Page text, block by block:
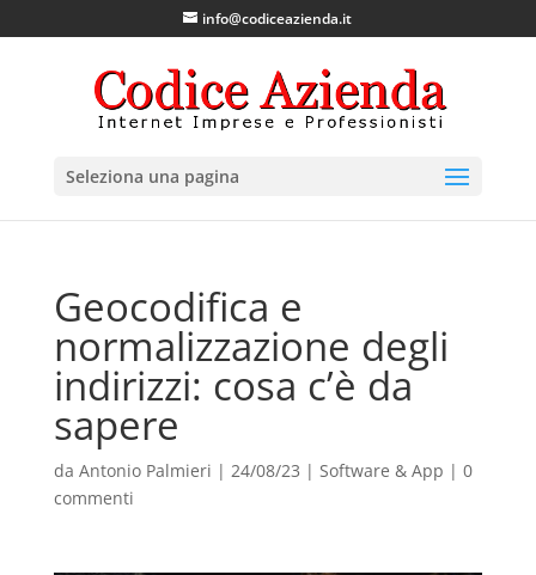
info@codiceazienda.it
Seleziona una pagina
Geocodifica e
normalizzazione degli
indirizzi: cosa c’è da
sapere
da Antonio Palmieri | 24/08/23 | Software & App | 0
commenti